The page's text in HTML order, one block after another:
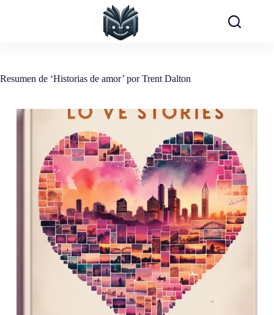
Resumen de ‘Historias de amor’ por Trent Dalton